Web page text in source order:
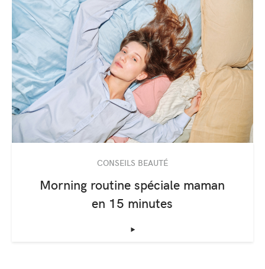
CONSEILS BEAUTÉ
Morning routine spéciale maman
en 15 minutes
‣